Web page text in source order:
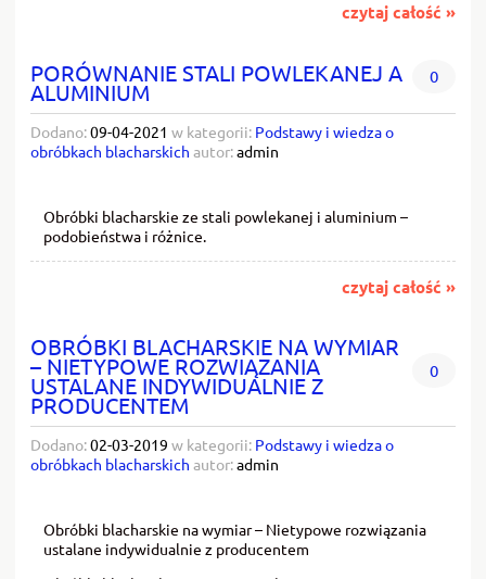
czytaj całość »
PORÓWNANIE STALI POWLEKANEJ A
ALUMINIUM
0
Dodano:09-04-2021 w kategorii: Podstawy i wiedza o
obróbkach blacharskich autor:admin
Obróbki blacharskie ze stali powlekanej i aluminium –
podobieństwa i różnice.
czytaj całość »
OBRÓBKI BLACHARSKIE NA WYMIAR
– NIETYPOWE ROZWIĄZANIA
USTALANE INDYWIDUALNIE Z
PRODUCENTEM
0
Dodano:02-03-2019 w kategorii: Podstawy i wiedza o
obróbkach blacharskich autor:admin
Obróbki blacharskie na wymiar – Nietypowe rozwiązania
ustalane indywidualnie z producentem